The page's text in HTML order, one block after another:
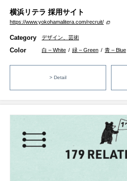
横浜リテラ 採用サイト
https://www.yokohamalitera.com/recruit/
Category デザイン、芸術
Color 白 – White / 緑 – Green / 青 – Blue
> Detail